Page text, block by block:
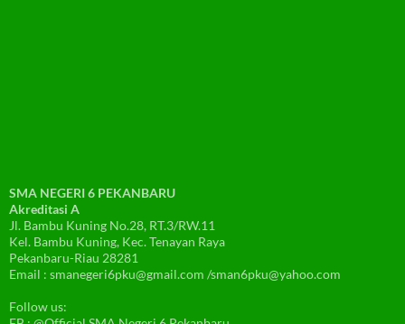
SMA NEGERI 6 PEKANBARU
Akreditasi A
Jl. Bambu Kuning No.28, RT.3/RW.11
Kel. Bambu Kuning, Kec. Tenayan Raya
Pekanbaru-Riau 28281
Email : smanegeri6pku@gmail.com /sman6pku@yahoo.com
Follow us: